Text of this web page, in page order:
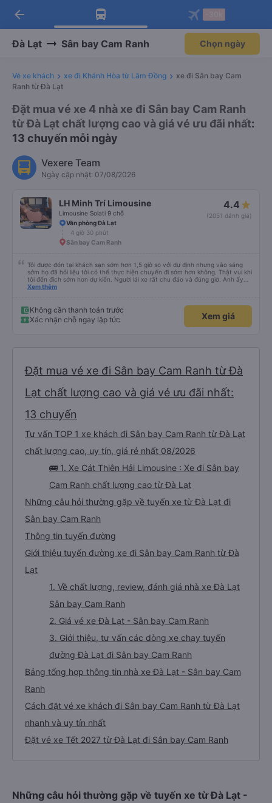
Tải app Vexere ngay!
Nhận ưu đãi thành viên độc
Mở app
Tải app Vexere
-30k/ghế khi đặt vé máy bay qua
Mở app
arrow_back
Đà Lạt Sân bay Cam Ranh Chọn ngày
Vé xe khách xe đi Khánh Hòa từ Lâm Đồng
xe đi Sân bay Cam
Ranh từ Đà Lạt
Đặt mua vé xe 4 nhà xe đi Sân bay Cam Ranh
từ Đà Lạt chất lượng cao và giá vé ưu đãi nhất:
13 chuyến mỗi ngày
Vexere Team
Ngày cập nhật: 07/08/2026
LH Minh Trí Limousine
Limousine Solati 9 chỗ
4.4
(2051 đánh giá)
Văn phòng Đà Lạt
4 giờ 30 phút
Sân bay Cam Ranh
Tôi được đón tại khách sạn sớm hơn 1,5 giờ so với dự định nhưng vào sáng
sớm họ đã hỏi liệu tôi có thể thực hiện chuyến đi sớm hơn không. Thật vui khi
tôi đến đích sớm hơn dự kiến. Người lái xe rất chu đáo và đúng giờ. Anh ấy
không nói được nhiều tiếng Anh nhưng chúng tôi hiểu nhau rất nhiều nhờ
gì khi đi những đường vòng nhỏ để thả người tại điểm đến vì tất cả chúng tôi
đều đã gần đến điểm trả khách. Nhìn chung, đó là một trải nghiệm rất thú vị
và tôi chắc chắn giới thiệu công ty này.
Xem thêm
Không cần thanh toán trước
Xác nhận chỗ ngay lập tức
Xem giá
Đặt mua vé xe đi Sân bay Cam Ranh từ Đà
Lạt chất lượng cao và giá vé ưu đãi nhất:
13 chuyến
Tư vấn TOP 1 xe khách đi Sân bay Cam Ranh từ Đà Lạt
chất lượng cao, uy tín, giá rẻ nhất 08/2026
🚌 1. Xe Cát Thiên Hải Limousine : Xe đi Sân bay
Cam Ranh chất lượng cao từ Đà Lạt
Những câu hỏi thường gặp về tuyến xe từ Đà Lạt đi
Sân bay Cam Ranh
Thông tin tuyến đường
Giới thiệu tuyến đường xe đi Sân bay Cam Ranh từ Đà
Lạt
1. Về chất lượng, review, đánh giá nhà xe Đà Lạt
Sân bay Cam Ranh
2. Giá vé xe Đà Lạt - Sân bay Cam Ranh
3. Giới thiệu, tư vấn các dòng xe chạy tuyến
đường Đà Lạt đi Sân bay Cam Ranh
Bảng tổng hợp thông tin nhà xe Đà Lạt - Sân bay Cam
Ranh
Cách đặt vé xe khách đi Sân bay Cam Ranh từ Đà Lạt
nhanh và uy tín nhất
Đặt vé xe Tết 2027 từ Đà Lạt đi Sân bay Cam Ranh
Những câu hỏi thường gặp về tuyến xe từ Đà Lạt -